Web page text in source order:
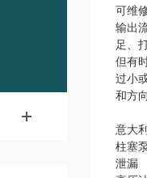
可维
输出
足、
但有
过小
和方
意大
柱塞
泄漏